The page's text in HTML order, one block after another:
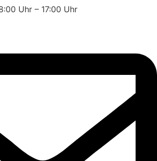
Uhr – 17:00 Uhr